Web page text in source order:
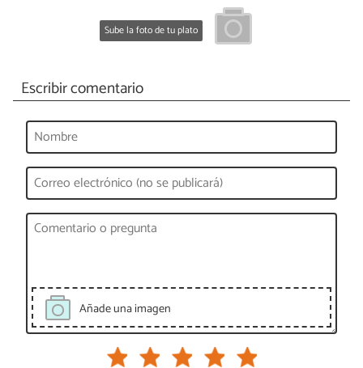
Sube la foto de tu plato
Escribir comentario
Añade una imagen